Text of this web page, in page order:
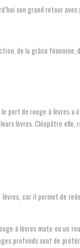
son grand retour
de la grâce féminine,
port de rouge à lèvres
lèvres. Cléopâtre elle,
car il permet de
à lèvres mate ou un
profonds sont de